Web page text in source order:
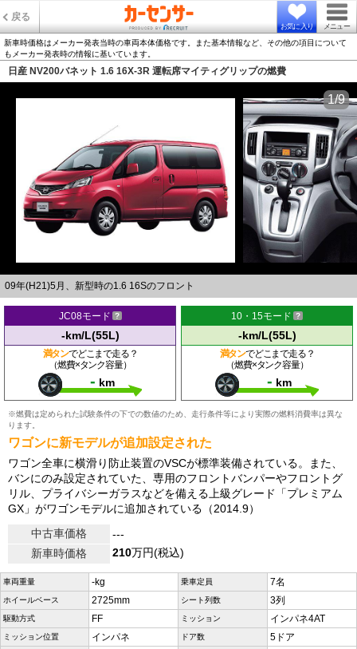
戻る
お気に入り メニュー
新車時価格はメーカー発表当時の車両本体価格です。また基本情報など、その他の項目について
もメーカー発表時の情報に基いています。
日産 NV200バネット 1.6 16X-3R 運転席マイティグリップの燃費
09年(H21)5月、新型時の1.6 16Sのフロント
1/9
JC08モード
-km/L(55L)
満タンでどこまで走る？
（燃費×タンク容量）
- km
10・15モード
-km/L(55L)
満タンでどこまで走る？
（燃費×タンク容量）
- km
※燃費は定められた試験条件の下での数値のため、走行条件等により実際の燃料消費率は異な
ります。
ワゴンに新モデルが追加設定された
ワゴン全車に横滑り防止装置のVSCが標準装備されている。また、
バンにのみ設定されていた、専用のフロントバンパーやフロントグ
リル、プライバシーガラスなどを備える上級グレード「プレミアム
GX」がワゴンモデルに追加されている（2014.9）
中古車価格
---
新車時価格
210万円(税込)
車両重量 -kg 乗車定員 7名
ホイールベース 2725mm シート列数 3列
駆動方式 FF ミッション インパネ4AT
ミッション位置 インパネ ドア数 5ドア